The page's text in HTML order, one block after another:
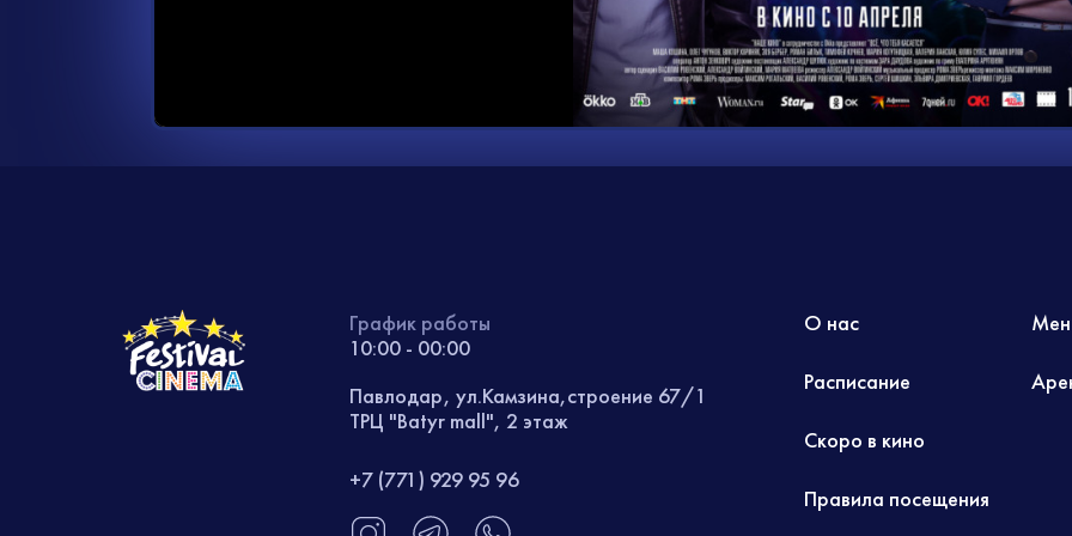
График работы
10:00 - 00:00
Павлодар, ул.Камзина,строение 67/1
ТРЦ "Batyr mall", 2 этаж
+7 (771) 929 95 96
О нас
Расписание
Скоро в кино
Правила посещения